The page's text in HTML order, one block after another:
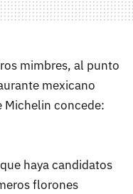
mimbres, al punto
mexicano
Michelin concede:
haya candidatos
florones